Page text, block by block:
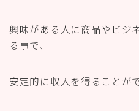
興味がある人に商品やビジ
る事で、
安定的に収入を得ることが